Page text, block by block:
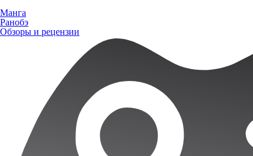
Манга
Ранобэ
Обзоры и рецензии